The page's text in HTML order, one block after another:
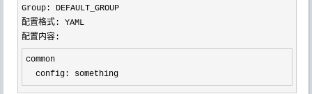
Group: DEFAULT_GROUP
配置格式: YAML
配置内容:
common
  config: something